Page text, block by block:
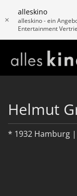
alleskino
alleskino - ein
Entertainment
Helmut
* 1932 Hamburg